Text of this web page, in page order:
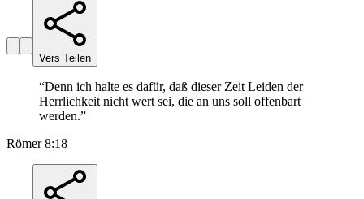
Vers Teilen
“Denn ich halte es dafür, daß dieser Zeit Leiden der
Herrlichkeit nicht wert sei, die an uns soll offenbart
werden.”
Römer 8:18